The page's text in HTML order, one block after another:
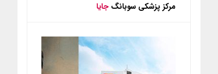
مرکز پزشکی سوبانگ جایا